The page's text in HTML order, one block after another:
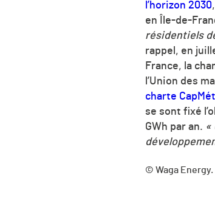
l’horizon 2030
en Île-de-
résidentiels
rappel, en
France, la
l’Union des
charte
se sont fixé
GWh par an. «
© Waga Energy.